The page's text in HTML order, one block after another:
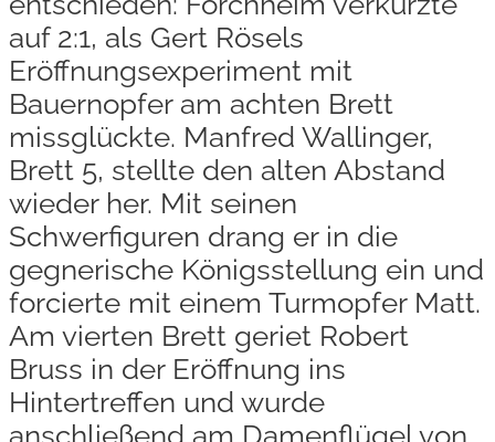
auf 2:1, als Gert Rösels
Eröffnungsexperiment mit
Bauernopfer am achten Brett
missglückte. Manfred Wallinger,
Brett 5, stellte den alten Abstand
wieder her. Mit seinen
Schwerfiguren drang er in die
gegnerische Königsstellung ein und
forcierte mit einem Turmopfer Matt.
Am vierten Brett geriet Robert
Bruss in der Eröffnung ins
Hintertreffen und wurde
anschließend am Damenflügel von